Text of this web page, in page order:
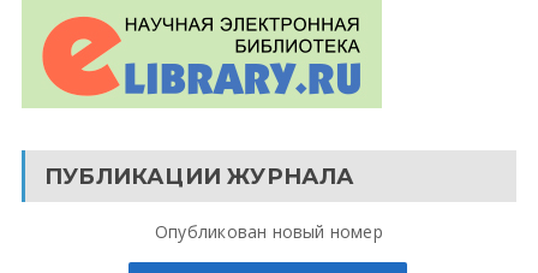
ПУБЛИКАЦИИ ЖУРНАЛА
Опубликован новый номер